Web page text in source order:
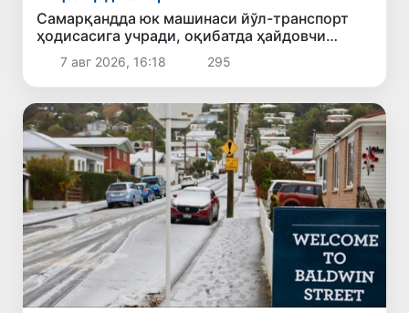
Самарқандда юк машинаси йўл-транспорт
ҳодисасига учради, оқибатда ҳайдовчи
ҳалок бўлди
7 авг 2026, 16:18 295